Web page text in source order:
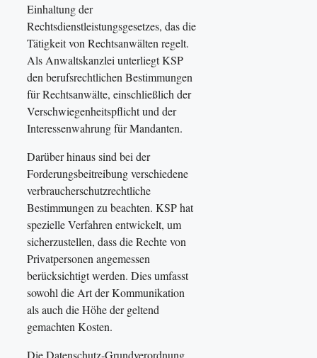
Einhaltung der
Rechtsdienstleistungsgesetzes, das die
Tätigkeit von Rechtsanwälten regelt.
Als Anwaltskanzlei unterliegt KSP
den berufsrechtlichen Bestimmungen
für Rechtsanwälte, einschließlich der
Verschwiegenheitspflicht und der
Interessenwahrung für Mandanten.
Darüber hinaus sind bei der
Forderungsbeitreibung verschiedene
verbraucherschutzrechtliche
Bestimmungen zu beachten. KSP hat
spezielle Verfahren entwickelt, um
sicherzustellen, dass die Rechte von
Privatpersonen angemessen
berücksichtigt werden. Dies umfasst
sowohl die Art der Kommunikation
als auch die Höhe der geltend
gemachten Kosten.
Die Datenschutz-Grundverordnung